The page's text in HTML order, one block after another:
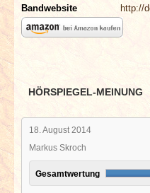
Bandwebsite
http://
HÖRSPIEGEL-MEINUNG
18. August 2014
Markus Skroch
Gesamtwertung